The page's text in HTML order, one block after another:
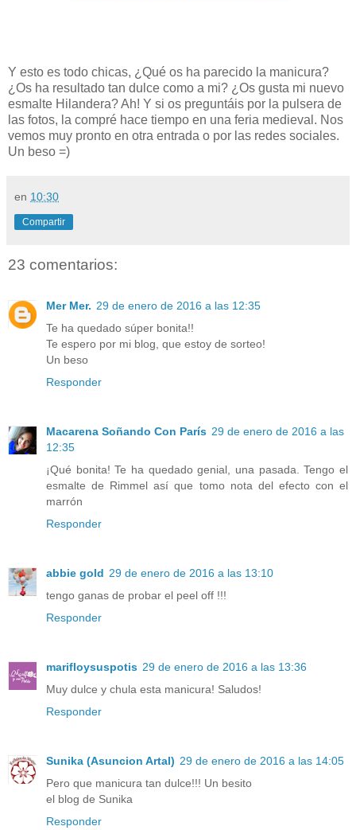
Y esto es todo chicas, ¿Qué os ha parecido la manicura?
¿Os ha resultado tan dulce como a mi? ¿Os gusta mi nuevo
esmalte Hilandera? Ah! Y si os preguntáis por la pulsera de
las fotos, la compré hace tiempo en una feria medieval. Nos
vemos muy pronto en otra entrada o por las redes sociales.
Un beso =)
en 10:30
Compartir
23 comentarios:
Mer Mer. 29 de enero de 2016 a las 12:35
Te ha quedado súper bonita!!
Te espero por mi blog, que estoy de sorteo!
Un beso
Responder
Macarena Soñando Con París 29 de enero de 2016 a las
12:35
¡Qué bonita! Te ha quedado genial, una pasada. Tengo el
esmalte de Rimmel así que tomo nota del efecto con el
marrón
Responder
abbie gold 29 de enero de 2016 a las 13:10
tengo ganas de probar el peel off !!!
Responder
marifloysuspotis 29 de enero de 2016 a las 13:36
Muy dulce y chula esta manicura! Saludos!
Responder
Sunika (Asuncion Artal) 29 de enero de 2016 a las 14:05
Pero que manicura tan dulce!!! Un besito
el blog de Sunika
Responder